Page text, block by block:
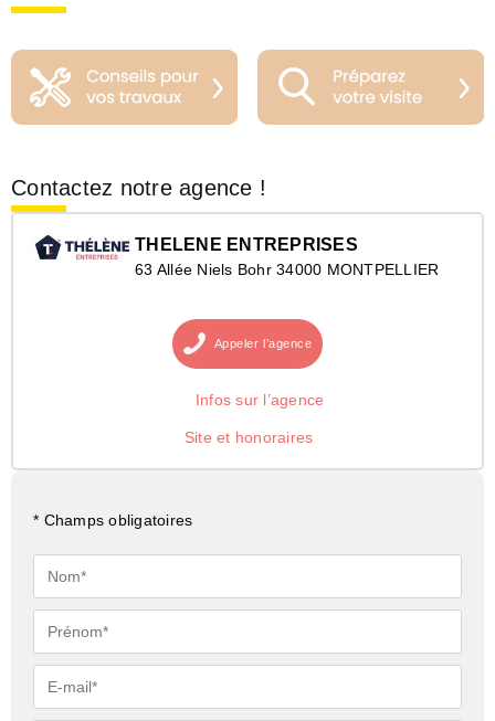
Contactez notre agence !
THELENE ENTREPRISES
63 Allée Niels Bohr 34000 MONTPELLIER
Appeler l’agence
Infos sur l’agence
Site et honoraires
* Champs obligatoires
Nom*
Prénom*
E-
mail*